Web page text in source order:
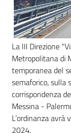
La III Direzione
Metropolitana di
temporanea del
semaforico, sulla
corrispondenza
Messina -
L’ordinanza avrà
2024.